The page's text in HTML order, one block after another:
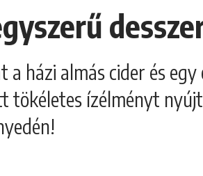
a házi almás cider és
tökéletes ízélményt